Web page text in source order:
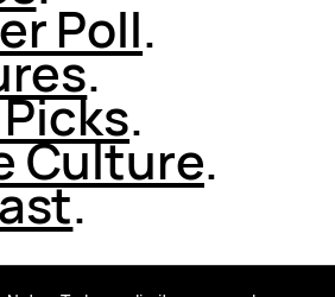
Poll.
.
.
Culture.
.